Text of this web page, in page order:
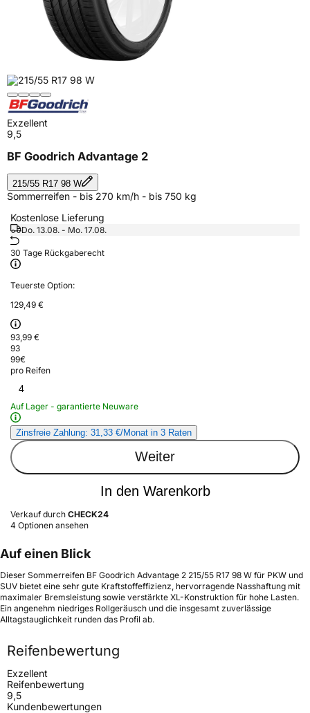
Exzellent
9,5
BF Goodrich Advantage 2
215/55 R17 98 W
Sommerreifen - bis 270 km/h - bis 750 kg
Kostenlose Lieferung
Do. 13.08. - Mo. 17.08.
30 Tage Rückgaberecht
Teuerste Option:
129,49 €
93,99 €
93
99€
pro Reifen
4
Auf Lager - garantierte Neuware
Zinsfreie Zahlung: 31,33 €/Monat in 3 Raten
Weiter
In den Warenkorb
Verkauf durch CHECK24
4 Optionen ansehen
Auf einen Blick
Dieser Sommerreifen BF Goodrich Advantage 2 215/55 R17 98 W für PKW und
SUV bietet eine sehr gute Kraftstoffeffizienz, hervorragende Nasshaftung mit
maximaler Bremsleistung sowie verstärkte XL-Konstruktion für hohe Lasten.
Ein angenehm niedriges Rollgeräusch und die insgesamt zuverlässige
Alltagstauglichkeit runden das Profil ab.
Reifenbewertung
Exzellent
Reifenbewertung
9,5
Kundenbewertungen